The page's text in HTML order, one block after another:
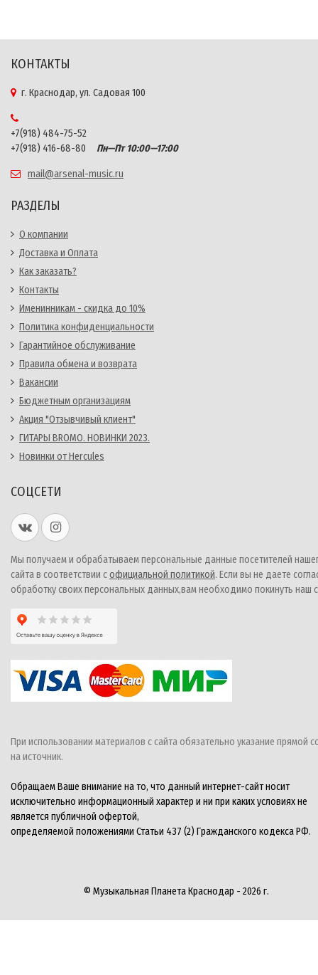
КОНТАКТЫ
г. Краснодар, ул. Садовая 100
+7(918) 484-75-52
+7(918) 416-68-80
Пн—Пт 10:00—17:00
mail@arsenal-music.ru
РАЗДЕЛЫ
О компании
Доставка и Оплата
Как заказать?
Контакты
Именинникам - скидка до 10%
Политика конфиденциальности
Гарантийное обслуживание
Правила обмена и возврата
Вакансии
Бюджетным организациям
Акция "Отзывчивый клиент"
ГИТАРЫ BROMO. НОВИНКИ 2023.
Новинки от Hercules
СОЦСЕТИ
Мы получаем и обрабатываем персональные данные посетителей
сайта в соответствии софициальной политикой. Если вы не даете
обработку своих персональных данных,вам необходимо покинуть наш
При использовании материалов с сайта обязательно указание прямой
на источник.
Обращаем Ваше внимание на то, что данный интернет-сайт носит
исключительно информационный характер и ни при каких условиях не
является публичной офертой,
определяемой положениями Статьи 437 (2) Гражданского кодекса РФ.
© Музыкальная Планета Краснодар - 2026 г.